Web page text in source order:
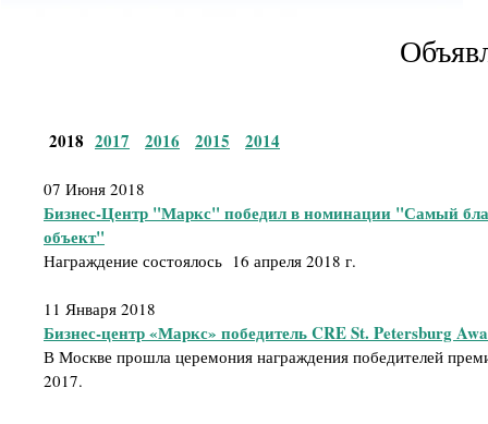
2018 2017 2016 2015 2014
07 Июня 2018
Бизнес-Центр "Маркс" победил в номинации "Самый
объект"
Награждение состоялось 16 апреля 2018 г.
11 Января 2018
Бизнес-центр «Маркс» победитель CRE St. Petersburg
В Москве прошла церемония награждения победителей
2017.